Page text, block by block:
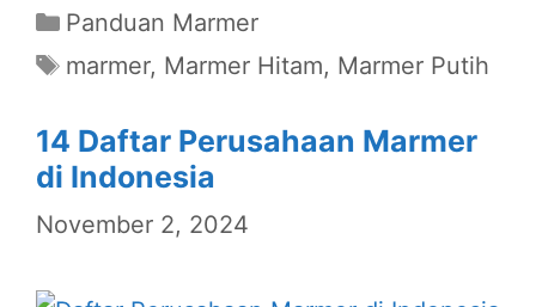
Categories
Panduan Marmer
Tags
marmer, Marmer Hitam, Marmer Putih
14 Daftar Perusahaan Marmer
di Indonesia
November 2, 2024